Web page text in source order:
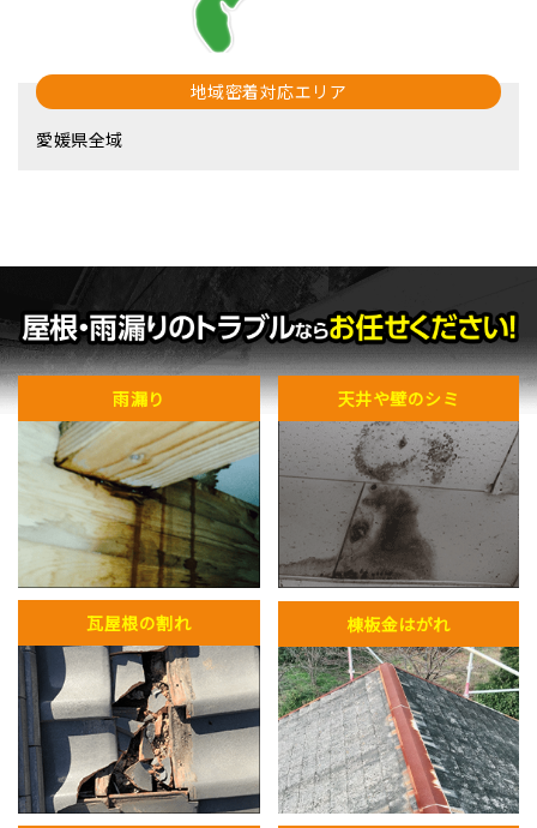
地域密着対応エリア
愛媛県全域
雨漏り 天井や壁のシミ
瓦屋根の割れ 棟板金はがれ